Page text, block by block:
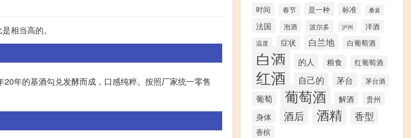
相当高的。
年的基酒勾兑发酵而成，口感纯粹。按照厂家统一零售
时间 春节 是一种 标准 桑葚
法国 泡酒 波尔多 泸州 洋酒
温度 症状 白兰地 白葡萄酒
白酒 的人 粮食 红葡萄酒
红酒 自己的 茅台 茅台酒
葡萄 葡萄酒 解酒 贵州
身体 酒后 酒精 香型
香槟